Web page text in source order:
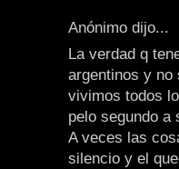
Anónimo dijo...
La verdad q
argentinos y no
vivimos todos
pelo segundo a
A veces las
silencio y el